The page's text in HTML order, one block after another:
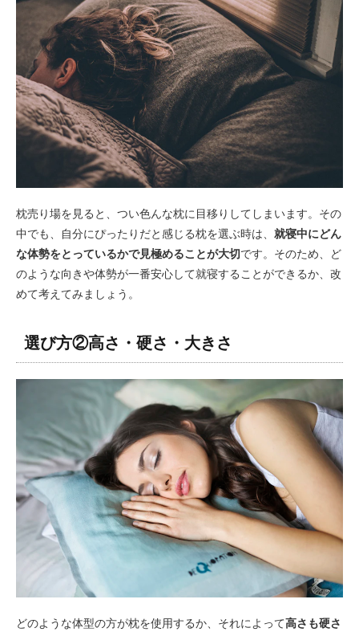
枕売り場を見ると、つい色んな枕に目移りしてしまいます。その
中でも、自分にぴったりだと感じる枕を選ぶ時は、 就寝中にどん
な体勢をとっているかで見極めることが大切です。そのため、ど
のような向きや体勢が一番安心して就寝することができるか、改
めて考えてみましょう。
選び方②高さ・硬さ・大きさ
どのような体型の方が枕を使用するか、それによって高さも硬さ